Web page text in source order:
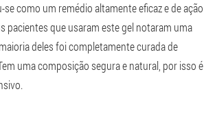
se como um remédio altamente eficaz e de ação
pacientes que usaram este gel notaram uma
deles foi completamente curada de
uma composição segura e natural, por isso é